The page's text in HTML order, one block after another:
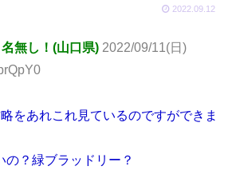
2022.09.12
無し！(山口県) 2022/09/11(日)
をあれこれ見ているのですができま
の？緑ブラッドリー？